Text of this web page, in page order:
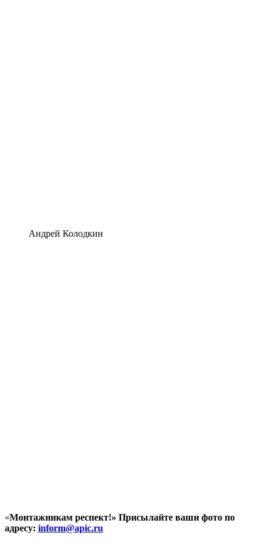
Андрей Колодкин
«Монтажникам респект!» Присылайте ваши фото по
адресу: inform@apic.ru